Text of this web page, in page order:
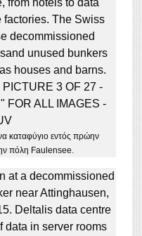
καταφύγιο εντός πρώην
πόλη Faulensee.